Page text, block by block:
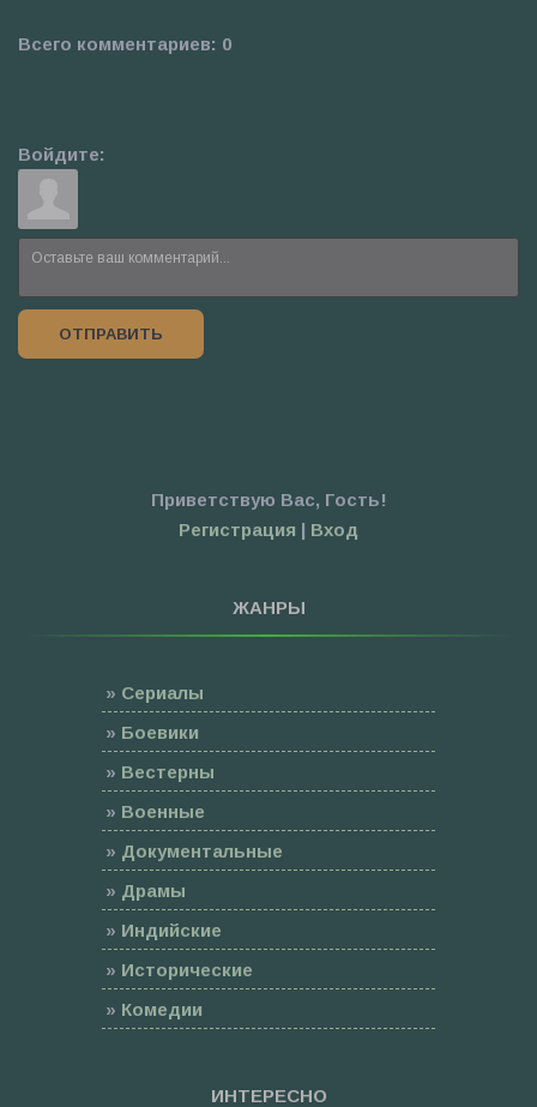
Всего комментариев: 0
Войдите:
ОТПРАВИТЬ
Приветствую Вас, Гость!
Регистрация | Вход
ЖАНРЫ
» Сериалы
» Боевики
» Вестерны
» Военные
» Документальные
» Драмы
» Индийские
» Исторические
» Комедии
МультфильмыИНТЕРЕСНО